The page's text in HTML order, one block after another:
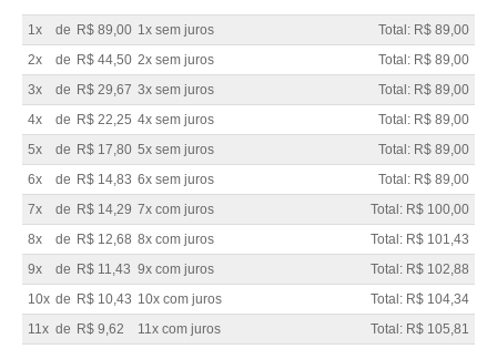
1x de R$ 89,00 1x sem juros
Total: R$ 89,00
2x
de R$ 44,50 2x sem juros
Total: R$ 89,00
3x
de R$ 29,67 3x sem juros
Total: R$ 89,00
4x
de R$ 22,25 4x sem juros
Total: R$ 89,00
5x
de R$ 17,80 5x sem juros
Total: R$ 89,00
6x
de R$ 14,83 6x sem juros
Total: R$ 89,00
7x
de R$ 14,29 7x com juros
Total: R$ 100,00
8x
de R$ 12,68 8x com juros
Total: R$ 101,43
9x
de R$ 11,43 9x com juros
Total: R$ 102,88
10x de R$ 10,43 10x com juros
Total: R$ 104,34
11x de R$ 9,62 11x com juros
Total: R$ 105,81